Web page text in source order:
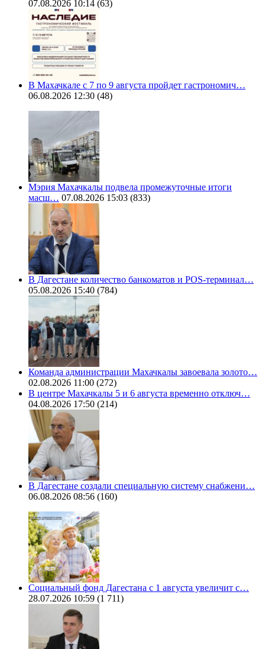
07.08.2026 10:14 (63)
В Махачкале с 7 по 9 августа пройдет гастрономич…
06.08.2026 12:30 (48)
Мэрия Махачкалы подвела промежуточные итоги
масш… 07.08.2026 15:03 (833)
В Дагестане количество банкоматов и POS-терминал…
05.08.2026 15:40 (784)
Команда администрации Махачкалы завоевала золото…
02.08.2026 11:00 (272)
В центре Махачкалы 5 и 6 августа временно отключ…
04.08.2026 17:50 (214)
В Дагестане создали специальную систему снабжени…
06.08.2026 08:56 (160)
Социальный фонд Дагестана с 1 августа увеличит с…
28.07.2026 10:59 (1 711)